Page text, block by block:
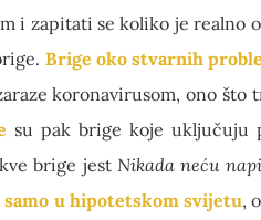
i zapitati se koliko je realno
ige. Brige oko stvarnih
koronavirusom, ono što
su pak brige koje uključuju
brige jest Nikada neću
u hipotetskom svijetu,